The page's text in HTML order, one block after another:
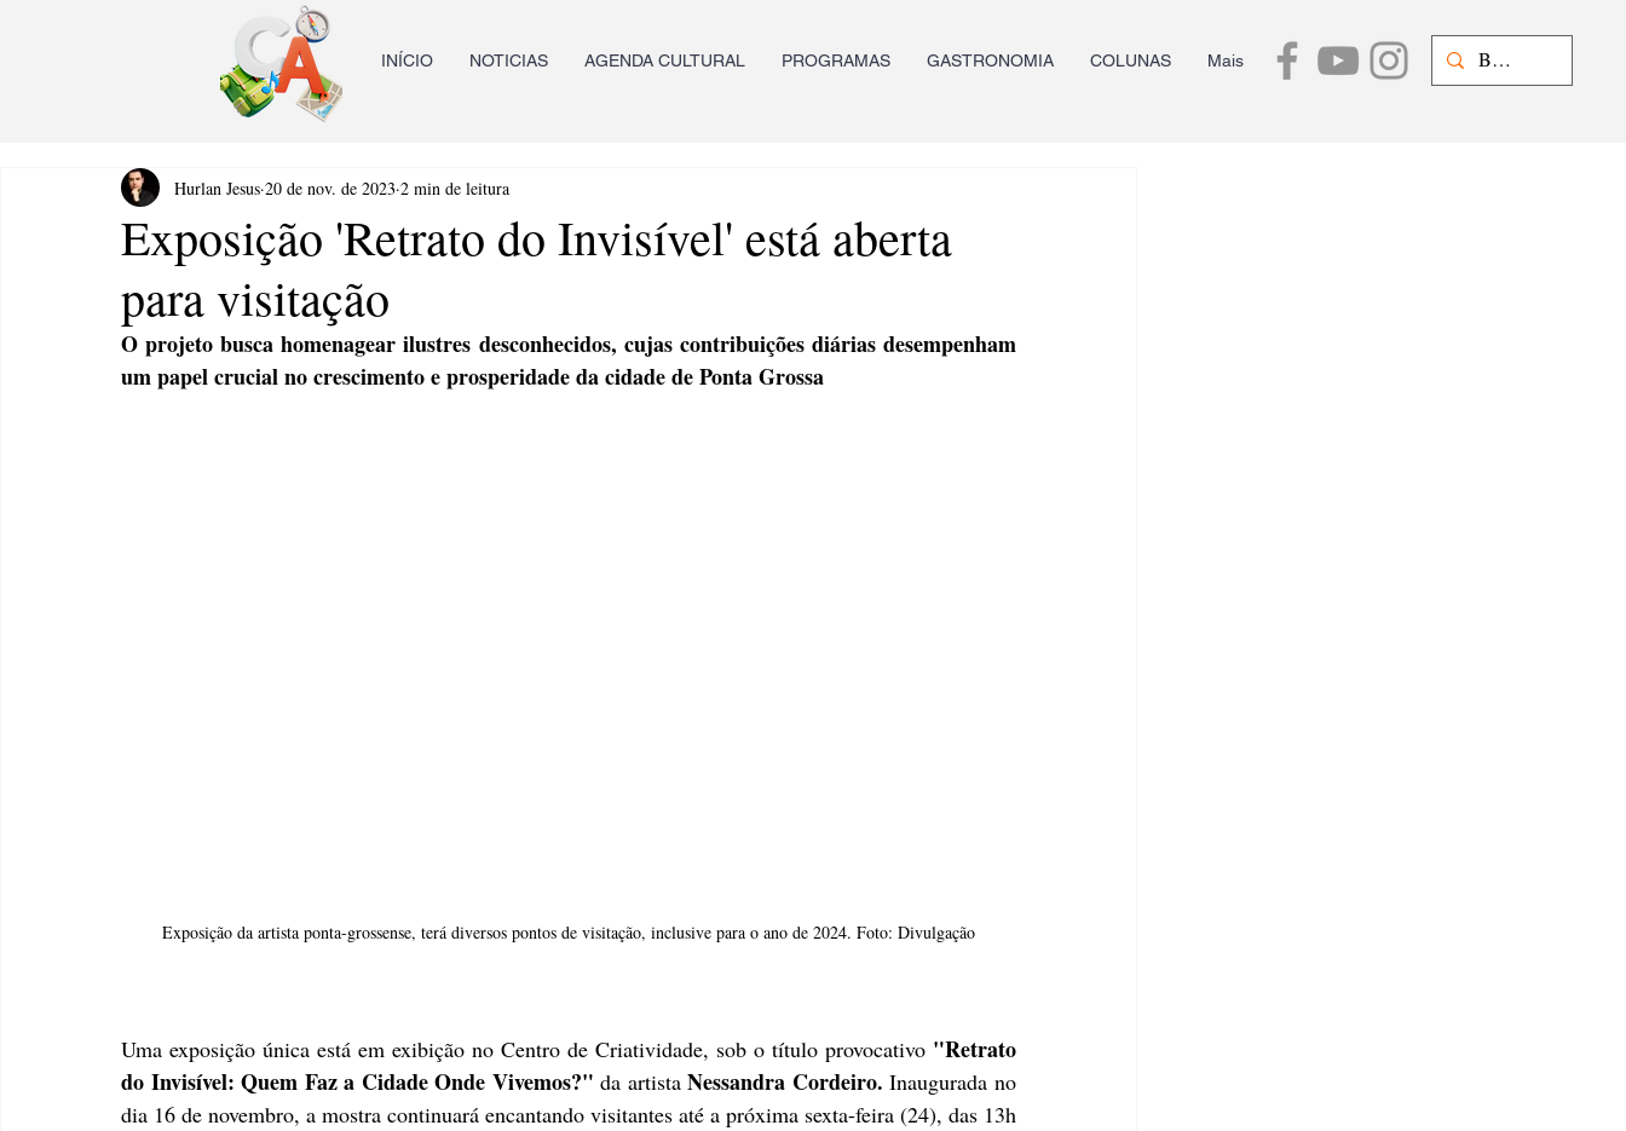
INÍCIO NOTICIAS AGENDA CULTURAL PROGRAMAS GASTRONOMIA COLUNAS Mais
Exposição 'Retrato do Invisível' está aberta
para visitação
Hurlan Jesus 20 de nov. de 2023 2 min de leitura
O projeto busca homenagear ilustres desconhecidos, cujas contribuições diárias desempenham
um papel crucial no crescimento e prosperidade da cidade de Ponta Grossa
Exposição da artista ponta-grossense, terá diversos pontos de visitação, inclusive para o ano de 2024. Foto: Divulgação
Uma exposição única está em exibição no Centro de Criatividade, sob o título provocativo "Retrato
do Invisível: Quem Faz a Cidade Onde Vivemos?" da artista Nessandra Cordeiro. Inaugurada no
dia 16 de novembro, a mostra continuará encantando visitantes até a próxima sexta-feira (24), das 13h